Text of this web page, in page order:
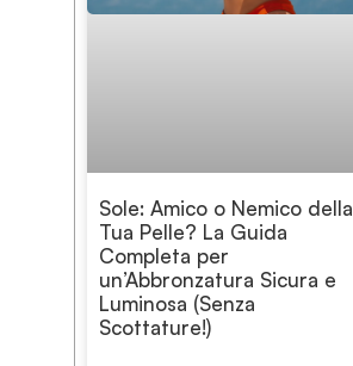
Sole: Amico o Nemico della
Tua Pelle? La Guida
Completa per
un’Abbronzatura Sicura e
Luminosa (Senza
Scottature!)